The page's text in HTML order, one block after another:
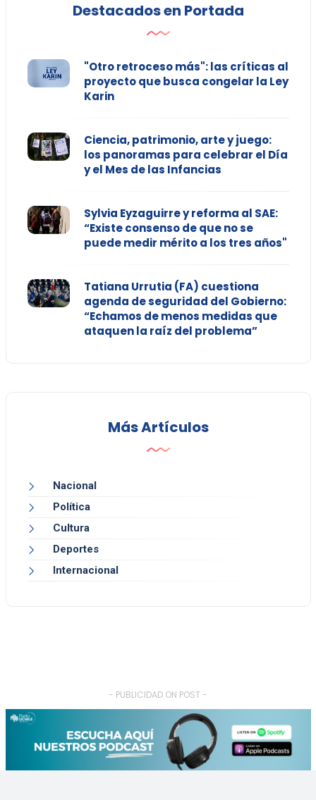
Destacados en Portada
"Otro retroceso más": las críticas al
proyecto que busca congelar la Ley
Karin
Ciencia, patrimonio, arte y juego:
los panoramas para celebrar el Día
y el Mes de las Infancias
Sylvia Eyzaguirre y reforma al SAE:
“Existe consenso de que no se
puede medir mérito a los tres años"
Tatiana Urrutia (FA) cuestiona
agenda de seguridad del Gobierno:
“Echamos de menos medidas que
ataquen la raíz del problema”
Más Artículos
Nacional
Política
Cultura
Deportes
Internacional
- PUBLICIDAD ON POST -